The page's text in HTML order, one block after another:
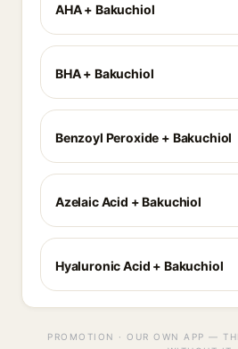
AHA + Bakuchiol
BHA + Bakuchiol
Benzoyl Peroxide + Bakuchiol
Azelaic Acid + Bakuchiol
Hyaluronic Acid + Bakuchiol
PROMOTION · OUR OWN APP —